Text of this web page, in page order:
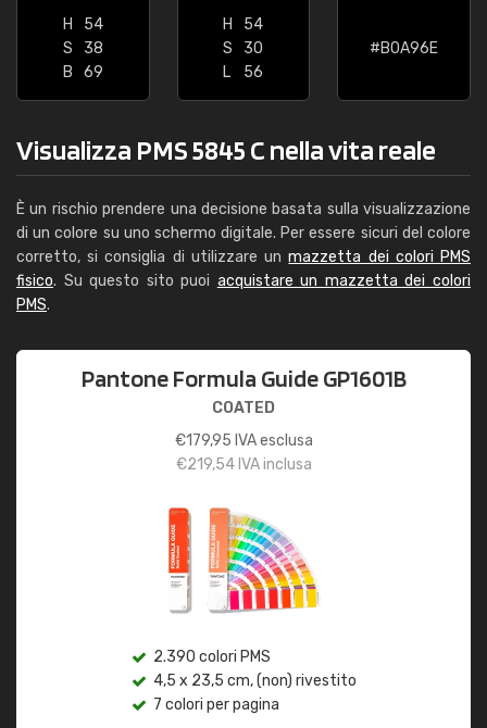
H
54
S
38
B
69
H
54
S
30
L
56
#B0A96E
Visualizza PMS 5845 C nella vita reale
È un rischio prendere una decisione basata sulla visualizzazione
di un colore su uno schermo digitale. Per essere sicuri del colore
corretto, si consiglia di utilizzare unmazzetta dei colori PMS
fisico. Su questo sito puoi acquistare un mazzetta dei colori
PMS.
Pantone Formula Guide GP1601B
COATED
€179,95 IVA esclusa
€219,54IVA inclusa
2.390 colori PMS
4,5 x 23,5 cm, (non) rivestito
7 colori per pagina